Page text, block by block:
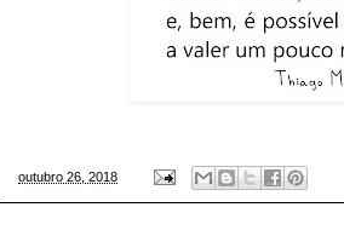
outubro 26, 2018